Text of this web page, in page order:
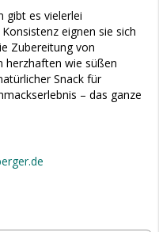
gibt es vielerlei
eignen sie sich
Zubereitung von
herzhaften wie süßen
Snack für
– das ganze